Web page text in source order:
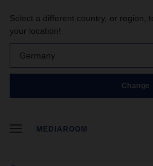
Select a different country, or region,
your location!
Germany
Change
MEDIAROOM